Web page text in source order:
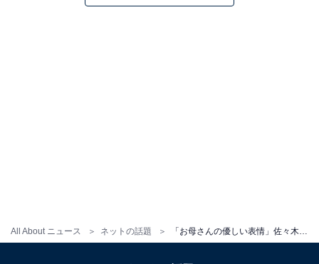
All About ニュース ネットの話題 「お母さんの優しい表情」佐々木希、息子撮影のプライベートショット公開！ 「めちゃくちゃ可愛すぎる」